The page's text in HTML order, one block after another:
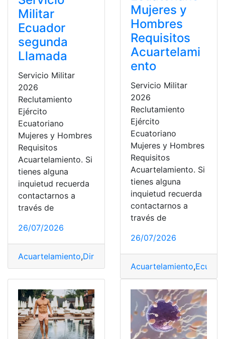
Militar
Ecuador
segunda
Llamada
Servicio Militar
2026
Reclutamiento
Ejército
Ecuatoriano
Mujeres y Hombres
Requisitos
Acuartelamiento. Si
tienes alguna
inquietud recuerda
contactarnos a
través de
26/07/2026
Acuartelamiento,Dirmov Ecuador,Hombres,Integral,mil
Mujeres y
Hombres
Requisitos
Acuartelami
ento
Servicio Militar
2026
Reclutamiento
Ejército
Ecuatoriano
Mujeres y Hombres
Requisitos
Acuartelamiento. Si
tienes alguna
inquietud recuerda
contactarnos a
través de
26/07/2026
Acuartelamiento,